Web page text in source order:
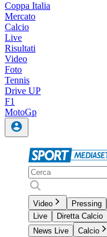
Coppa Italia
Mercato
Calcio
Live
Risultati
Video
Foto
Tennis
Drive UP
F1
MotoGp
Video Pressing
Live
Diretta Calcio
News Live
Calcio